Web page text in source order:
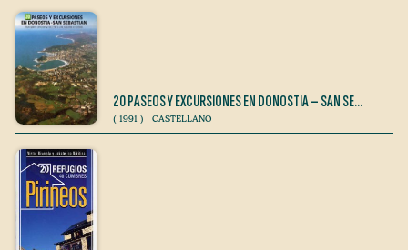
20 PASEOS Y EXCURSIONES EN DONOSTIA – SAN SE…
( 1991 ) CASTELLANO